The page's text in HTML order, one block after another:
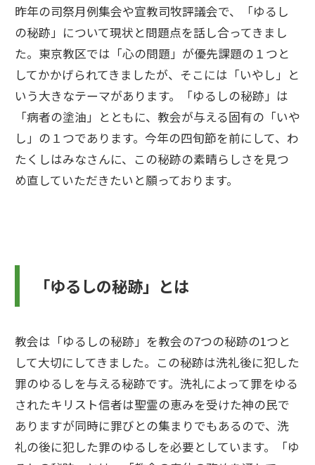
昨年の司祭月例集会や宣教司牧評議会で、「ゆるし
の秘跡」について現状と問題点を話し合ってきまし
た。東京教区では「心の問題」が優先課題の１つと
してかかげられてきましたが、そこには「いやし」と
いう大きなテーマがあります。「ゆるしの秘跡」は
「病者の塗油」とともに、教会が与える固有の「いや
し」の１つであります。今年の四旬節を前にして、わ
たくしはみなさんに、この秘跡の素晴らしさを見つ
め直していただきたいと願っております。
「ゆるしの秘跡」とは
教会は「ゆるしの秘跡」を教会の7つの秘跡の1つと
して大切にしてきました。この秘跡は洗礼後に犯した
罪のゆるしを与える秘跡です。洗礼によって罪をゆる
されたキリスト信者は聖霊の恵みを受けた神の民で
ありますが同時に罪びとの集まりでもあるので、洗
礼の後に犯した罪のゆるしを必要としています。「ゆ